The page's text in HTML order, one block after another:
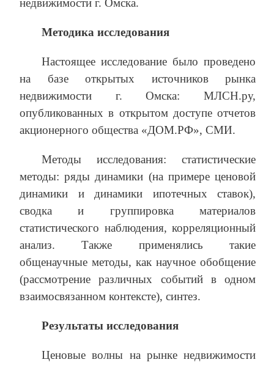
недвижимости г. Омска.
Методика исследования
Настоящее исследование было проведено
на базе открытых источников рынка
недвижимости г. Омска: МЛСН.ру,
опубликованных в открытом доступе отчетов
акционерного общества «ДОМ.РФ», СМИ.
Методы исследования: статистические
методы: ряды динамики (на примере ценовой
динамики и динамики ипотечных ставок),
сводка и группировка материалов
статистического наблюдения, корреляционный
анализ. Также применялись такие
общенаучные методы, как научное обобщение
(рассмотрение различных событий в одном
взаимосвязанном контексте), синтез.
Результаты исследования
Ценовые волны на рынке недвижимости